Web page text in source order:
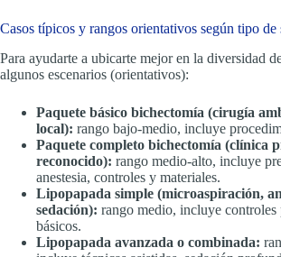
Casos típicos y rangos orientativos según tipo de
Para ayudarte a ubicarte mejor en la diversidad
algunos escenarios (orientativos):
Paquete básico bichectomía (cirugía
local): rango bajo-medio, incluye
Paquete completo bichectomía (clínica
reconocido): rango medio-alto, incluye
anestesia, controles y materiales.
Lipopapada simple (microaspiración,
sedación): rango medio, incluye controles
básicos.
Lipopapada avanzada o combinada: